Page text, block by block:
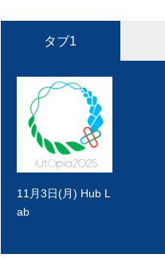
タブ1
11月3日(月) Hub L
ab